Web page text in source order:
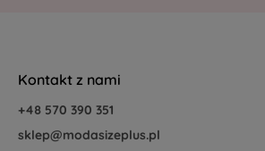
Kontakt z nami
+48 570 390 351
sklep@modasizeplus.pl